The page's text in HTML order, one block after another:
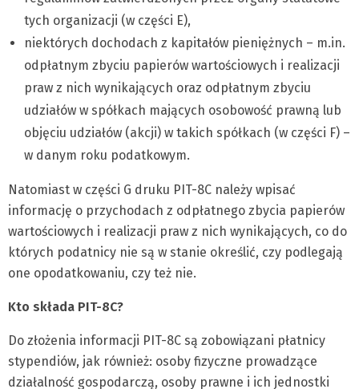
tych organizacji (w części E),
niektórych dochodach z kapitałów pieniężnych – m.in.
odpłatnym zbyciu papierów wartościowych i realizacji
praw z nich wynikających oraz odpłatnym zbyciu
udziałów w spółkach mających osobowość prawną lub
objęciu udziałów (akcji) w takich spółkach (w części F) –
w danym roku podatkowym.
Natomiast w części G druku PIT-8C należy wpisać
informację o przychodach z odpłatnego zbycia papierów
wartościowych i realizacji praw z nich wynikających, co do
których podatnicy nie są w stanie określić, czy podlegają
one opodatkowaniu, czy też nie.
Kto składa PIT-8C?
Do złożenia informacji PIT-8C są zobowiązani płatnicy
stypendiów, jak również: osoby fizyczne prowadzące
działalność gospodarczą, osoby prawne i ich jednostki